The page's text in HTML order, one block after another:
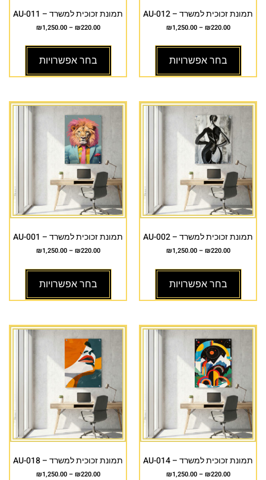
תמונת זכוכית למשרד – AU-012
₪220.00
–
₪1,250.00
בחר אפשרויות
תמונת זכוכית למשרד – AU-011
₪220.00
–
₪1,250.00
בחר אפשרויות
תמונת זכוכית למשרד – AU-002
₪220.00
–
₪1,250.00
בחר אפשרויות
תמונת זכוכית למשרד – AU-001
₪220.00
–
₪1,250.00
בחר אפשרויות
תמונת זכוכית למשרד – AU-014
₪220.00
–
₪1,250.00
תמונת זכוכית למשרד – AU-018
₪220.00
–
₪1,250.00